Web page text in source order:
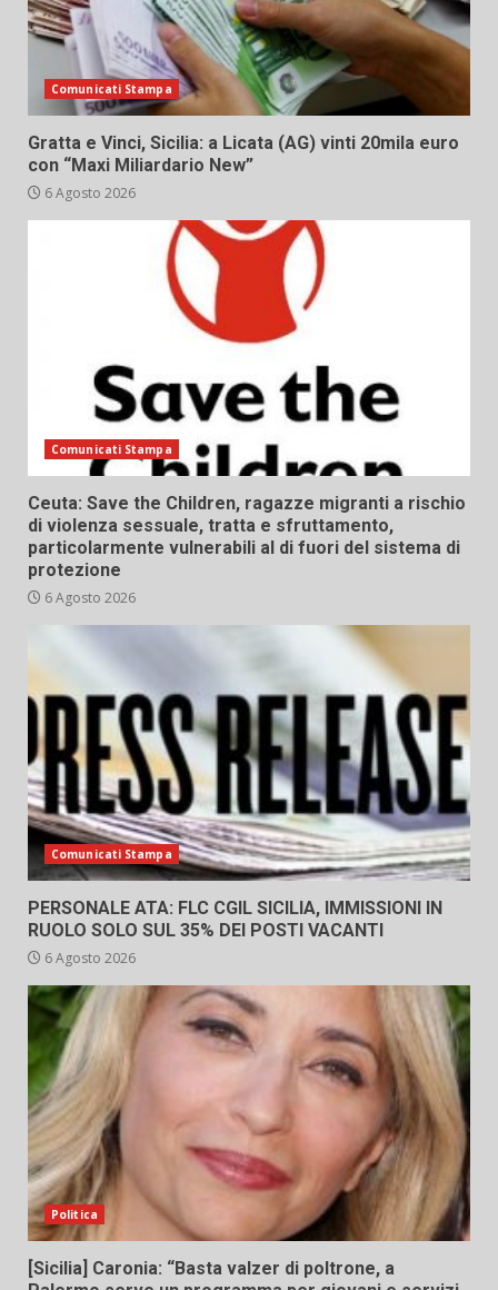
Comunicati Stampa
Gratta e Vinci, Sicilia: a Licata (AG) vinti 20mila euro
con “Maxi Miliardario New”
6 Agosto 2026
Comunicati Stampa
Ceuta: Save the Children, ragazze migranti a rischio
di violenza sessuale, tratta e sfruttamento,
particolarmente vulnerabili al di fuori del sistema di
protezione
6 Agosto 2026
Comunicati Stampa
PERSONALE ATA: FLC CGIL SICILIA, IMMISSIONI IN
RUOLO SOLO SUL 35% DEI POSTI VACANTI
6 Agosto 2026
Politica
[Sicilia] Caronia: “Basta valzer di poltrone, a